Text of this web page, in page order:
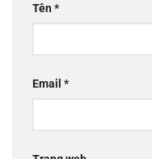
Tên*
Email *